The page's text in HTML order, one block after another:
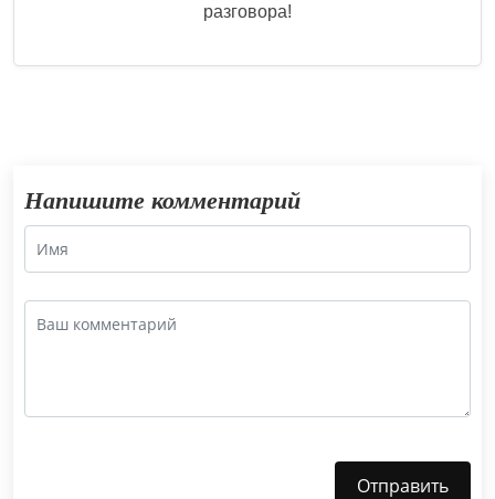
разговора!
Напишите комментарий
Отправить